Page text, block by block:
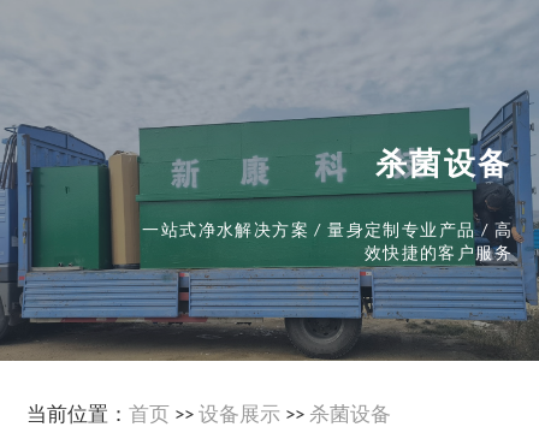
杀菌设备
一站式净水解决方案 / 量身定制专业产品 / 高
效快捷的客户服务
当前位置：首页 >> 设备展示 >> 杀菌设备